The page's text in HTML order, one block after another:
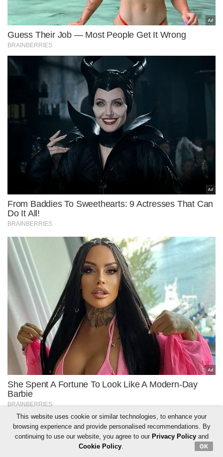
This website uses cookie or similar technologies, to enhance your
browsing experience and provide personalised recommendations. By
continuing to use our website, you agree to our Privacy Policyand
Cookie Policy. OK